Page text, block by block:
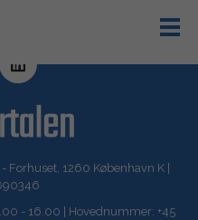
Forhuset, 1260 København K |
- 16.00 | Hovednummer: +45